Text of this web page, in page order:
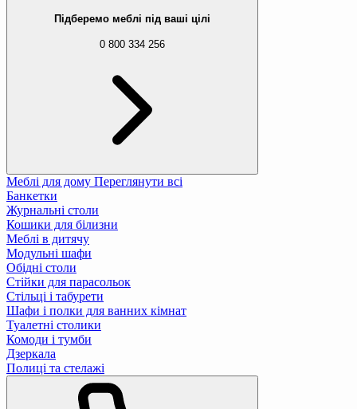
Підберемо меблі під ваші цілі
0 800 334 256
Меблі для дому Переглянути всі
Банкетки
Журнальні столи
Кошики для білизни
Меблі в дитячу
Модульні шафи
Обідні столи
Стійки для парасольок
Стільці і табурети
Шафи і полки для ванних кімнат
Туалетні столики
Комоди і тумби
Дзеркала
Полиці та стелажі